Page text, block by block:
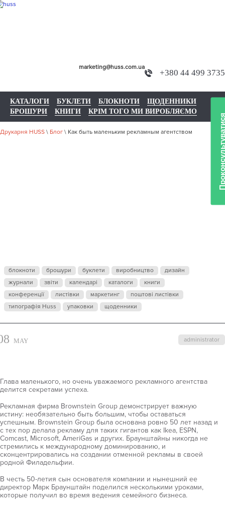
+380 44 499 3735
marketing@huss.com.ua
КАТАЛОГИ БУКЛЕТИ БЛОКНОТИ
ЩОДЕННИКИ
БРОШУРИ
КНИГИ КРІМ ТОГО МИ ВИРОБЛЯЄМО
Друкарня HUSS \ Блог \ Как быть маленьким рекламным агентством
блокноти брошури буклети виробництво
дизайн
журнали
звіти календарі каталоги
книги
конференції
листівки маркетинг
поштові листівки
типографія Huss
упаковки щоденники
administrator
MAY
Глава маленького, но очень уважаемого рекламного агентства
делится секретами успеха.
Рекламная фирма Brownstein Group демонстрирует важную
истину: необязательно быть большим, чтобы оставаться
успешным. Brownstein Group была основана ровно 50 лет назад и
с тех пор делала рекламу для таких гигантов как Ikea, ESPN,
Comcast, Microsoft, AmeriGas и других. Браунштайны никогда не
стремились к международному доминированию, и
сконцентрировались на создании отменной рекламы в своей
родной Филадельфии.
В честь 50-летия сын основателя компании и нынешний ее
директор Марк Браунштайн поделился несколькими уроками,
которые получил во время ведения семейного бизнеса.